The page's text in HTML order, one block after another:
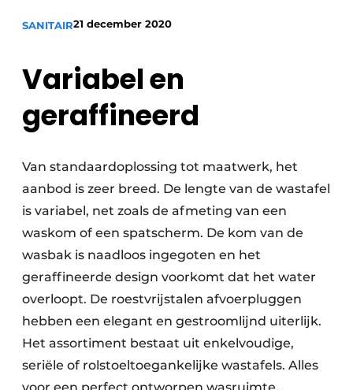
Vacature aanmelden
Video’s
Binnenklimaat
Brandbeveiliging
Ventilatie
Warmtepompen
SANITAIR21 december 2020
Variabel en
geraffineerd
Van standaardoplossing tot maatwerk, het
aanbod is zeer breed. De lengte van de wastafel
is variabel, net zoals de afmeting van een
waskom of een spatscherm. De kom van de
wasbak is naadloos ingegoten en het
geraffineerde design voorkomt dat het water
overloopt. De roestvrijstalen afvoerpluggen
hebben een elegant en gestroomlijnd uiterlijk.
Het assortiment bestaat uit enkelvoudige,
seriële of rolstoeltoegankelijke wastafels. Alles